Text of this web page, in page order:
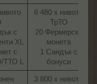
с
XL
с
ТТО L​
6 480 х нивото
ТрТО
20 Фермерска
монета
1 Сандък с
бонуси​
3 800 х нивото